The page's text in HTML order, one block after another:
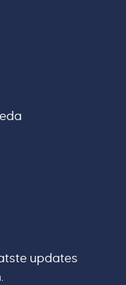
updates